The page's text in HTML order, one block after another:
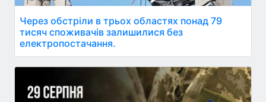
Через обстріли в трьох областях понад 79
тисяч споживачів залишилися без
електропостачання.